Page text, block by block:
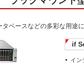
ベースなどの多彩な用途
if
イン